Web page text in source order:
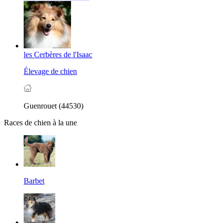
les Cerbères de l'Isaac
Élevage de chien
Guenrouet (44530)
Races de chien à la une
Barbet